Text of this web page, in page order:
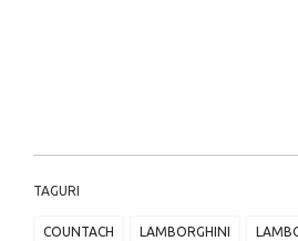
TAGURI
COUNTACH LAMBORGHINI